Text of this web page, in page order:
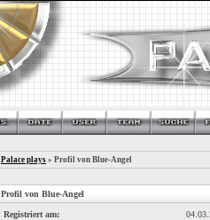
Palace plays » Profil von Blue-Angel
Profil von Blue-Angel
Registriert am: